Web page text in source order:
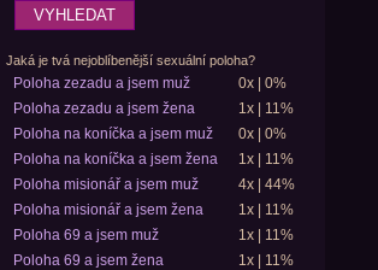
Jaká je tvá nejoblíbenější sexuální poloha?
Poloha zezadu a jsem muž
0x | 0%
Poloha zezadu a jsem žena
1x | 11%
Poloha na koníčka a jsem muž
0x | 0%
Poloha na koníčka a jsem žena
1x | 11%
Poloha misionář a jsem muž
4x | 44%
Poloha misionář a jsem žena
1x | 11%
Poloha 69 a jsem muž
1x | 11%
Poloha 69 a jsem žena
1x | 11%